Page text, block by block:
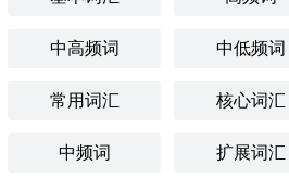
中高频词 中低频词
常用词汇 核心词汇
中频词 扩展词汇